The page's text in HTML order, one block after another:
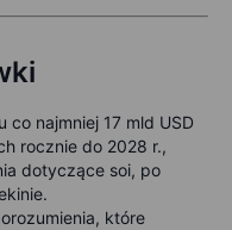
co najmniej 17 mld USD
rocznie do 2028 r.,
dotyczące soi, po
które